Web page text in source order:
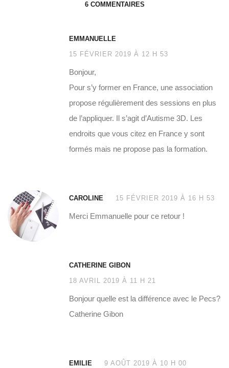
6 COMMENTAIRES
EMMANUELLE
15 FÉVRIER 2019 À 12 H 53
Bonjour,
Pour s’y former en France, une association
propose régulièrement des sessions en plus
de l’appliquer. Il s’agit d’Autisme 3D. Les
endroits que vous citez en France y sont
formés mais ne propose pas la formation.
CAROLINE 15 FÉVRIER 2019 À 16 H 53
Merci Emmanuelle pour ce retour !
CATHERINE GIBON
18 AVRIL 2019 À 11 H 21
Bonjour quelle est la différence avec le Pecs?
Catherine Gibon
EMILIE 9 AOÛT 2019 À 10 H 00